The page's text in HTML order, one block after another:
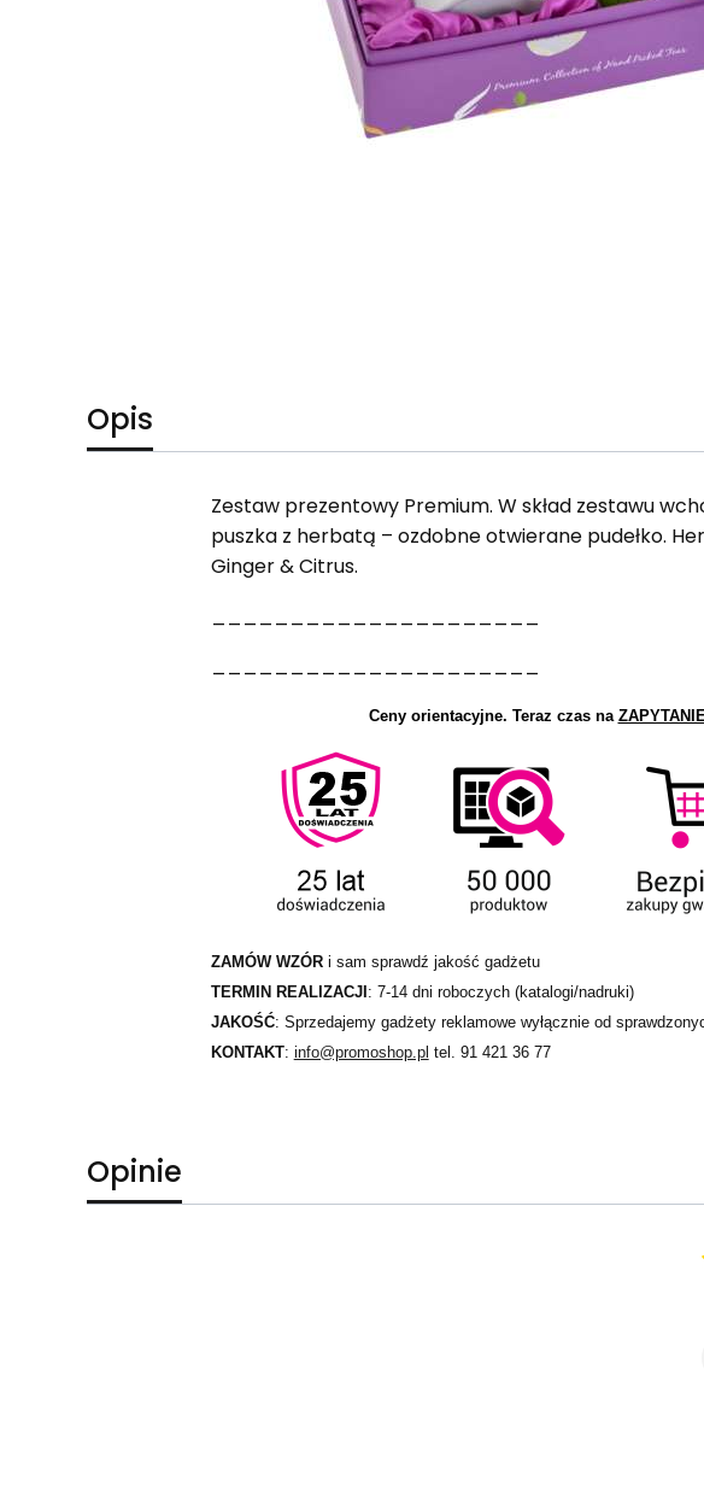
Opis
Zestaw prezentowy Premium. W skład zestawu
puszka z herbatą – ozdobne otwierane pudełko.
Ginger & Citrus.
Ceny orientacyjne. Teraz czas na
ZAMÓW WZÓRi sam sprawdź jakość gadżetu
TERMIN REALIZACJI : 7-14 dni roboczych (katalogi/nadruki)
JAKOŚĆ: Sprzedajemy gadżety reklamowe wyłącznie od
KONTAKT: info@promoshop.pl tel. 91 421 36 77
Opinie